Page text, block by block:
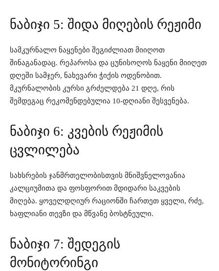
ნაბიჯი 5: შიდა მიღების რეჟიმი
სამკურნალო ნაყენები შეგიძლიათ მიიღოთ
შინაგანადაც. რეპაროსა და ცუნისოღოს ნაყენი მიიღეთ
დღეში სამჯერ, ნახევარი ჭიქის ოდენობით.
მკურნალობის კურსი გრძელდება 21 დღე, რის
შემდეგაც რეკომენდებულია 10-დღიანი შესვენება.
ნაბიჯი 6: კვების რეჟიმის
ცვლილება
სახსრების ჯანმრთელობისთვის მნიშვნელოვანია
კალციუმითა და ფოსფორით მდიდარი საკვების
მიღება. ყოველდღიურ რაციონში ჩართეთ ყველი, რძე,
ხაფლიანი თევზი და მწვანე ბოსტნეული.
ნაბიჯი 7: შედეგის
მონიტორინგი